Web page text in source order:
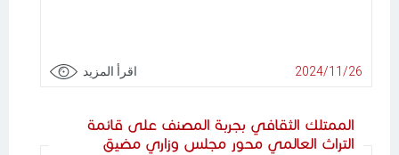
2024/11/26 اقرأ المزيد
الممتلك الثقافي بجربة المصنف على قائمة
التراث العالمي محور مجلس وزاري مضيق